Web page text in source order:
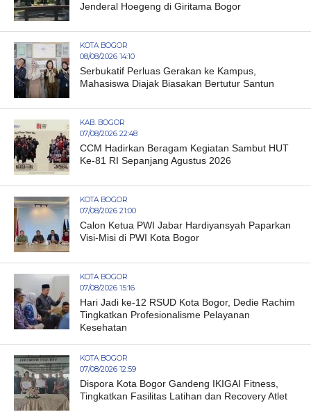
Jenderal Hoegeng di Giritama Bogor
KOTA BOGOR
08/08/2026 14:10
Serbukatif Perluas Gerakan ke Kampus,
Mahasiswa Diajak Biasakan Bertutur Santun
KAB. BOGOR
07/08/2026 22:48
CCM Hadirkan Beragam Kegiatan Sambut HUT
Ke-81 RI Sepanjang Agustus 2026
KOTA BOGOR
07/08/2026 21:00
Calon Ketua PWI Jabar Hardiyansyah Paparkan
Visi-Misi di PWI Kota Bogor
KOTA BOGOR
07/08/2026 15:16
Hari Jadi ke-12 RSUD Kota Bogor, Dedie Rachim
Tingkatkan Profesionalisme Pelayanan
Kesehatan
KOTA BOGOR
07/08/2026 12:59
Dispora Kota Bogor Gandeng IKIGAI Fitness,
Tingkatkan Fasilitas Latihan dan Recovery Atlet